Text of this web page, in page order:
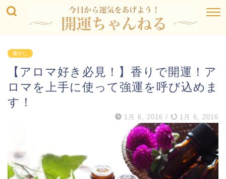
癒やし
【アロマ好き必見！】香りで開運！ア
ロマを上手に使って強運を呼び込めま
す！
1月 6, 2016 / 1月 6, 2016